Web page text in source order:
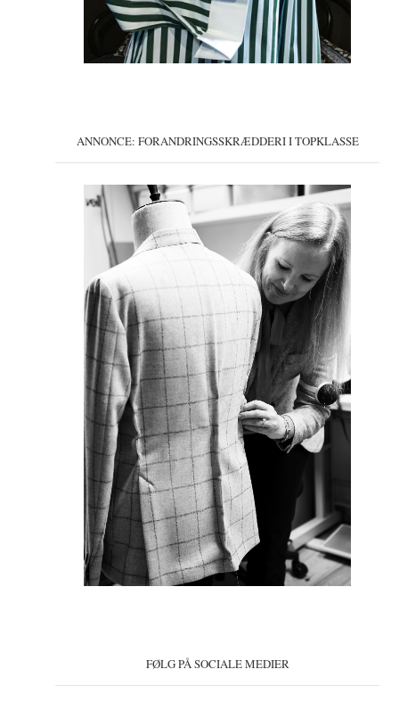
ANNONCE: FORANDRINGSSKRÆDDERI I TOPKLASSE
FØLG PÅ SOCIALE MEDIER